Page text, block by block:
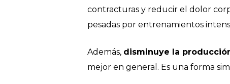
contracturas y reducir el dolor
pesadas por entrenamientos
Además, disminuye la
mejor en general. Es una forma